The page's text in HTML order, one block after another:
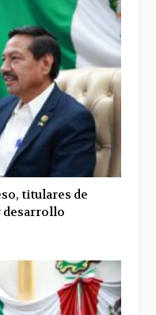
titulares de
desarrollo